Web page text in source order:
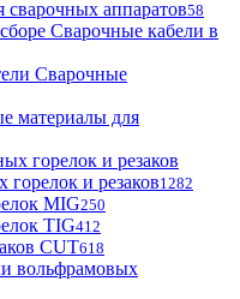
аппаратов58
Сварочные кабели в
Сварочные
материалы для
горелок и резаков1282
MIG250
TIG412
CUT618